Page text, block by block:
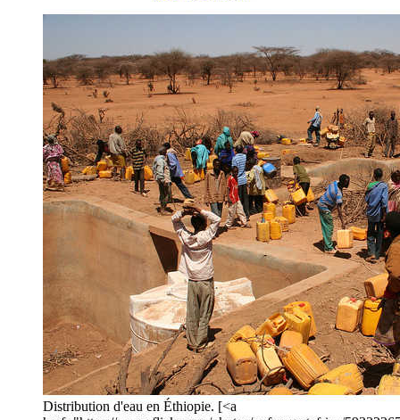
Distribution d'eau en Éthiopie. [<a